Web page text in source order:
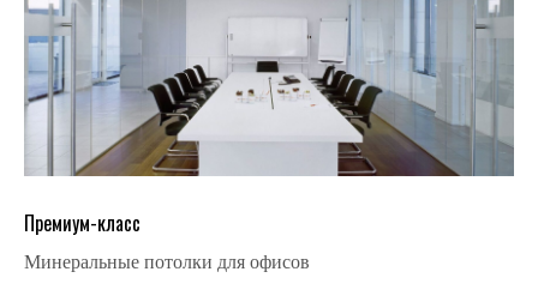
Премиум-класс
Минеральные потолки для офисов